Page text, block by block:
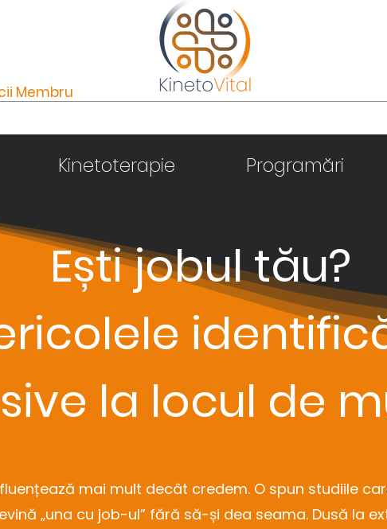
Membru
Kinetoterapie Programări
Ești jobul tău?
la locul de
mai mult decât credem. O spun studiile
„una cu job-ul” fără să-și dea seama. Dusă la